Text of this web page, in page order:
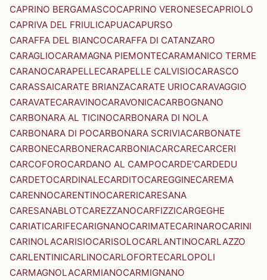
CAPRINO BERGAMASCOCAPRINO VERONESECAPRIOLO
CAPRIVA DEL FRIULICAPUACAPURSO
CARAFFA DEL BIANCOCARAFFA DI CATANZARO
CARAGLIOCARAMAGNA PIEMONTECARAMANICO TERME
CARANOCARAPELLECARAPELLE CALVISIOCARASCO
CARASSAICARATE BRIANZACARATE URIOCARAVAGGIO
CARAVATECARAVINOCARAVONICACARBOGNANO
CARBONARA AL TICINOCARBONARA DI NOLA
CARBONARA DI POCARBONARA SCRIVIACARBONATE
CARBONECARBONERACARBONIACARCARECARCERI
CARCOFOROCARDANO AL CAMPOCARDE'CARDEDU
CARDETOCARDINALECARDITOCAREGGINECAREMA
CARENNOCARENTINOCARERICARESANA
CARESANABLOTCAREZZANOCARFIZZICARGEGHE
CARIATICARIFECARIGNANOCARIMATECARINAROCARINI
CARINOLACARISIOCARISOLOCARLANTINOCARLAZZO
CARLENTINICARLINOCARLOFORTECARLOPOLI
CARMAGNOLACARMIANOCARMIGNANO